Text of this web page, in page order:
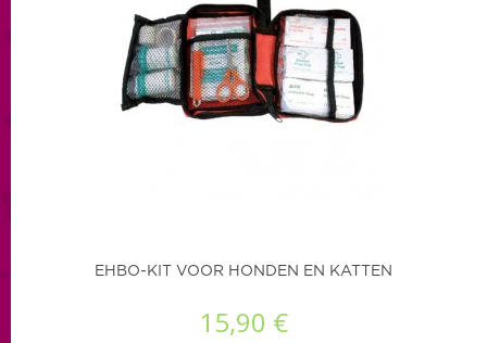
EHBO-KIT VOOR HONDEN EN KATTEN
15,90 €